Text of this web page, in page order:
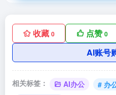
收藏 0 点赞0
AI账号
相关标签： AI办公 # 办